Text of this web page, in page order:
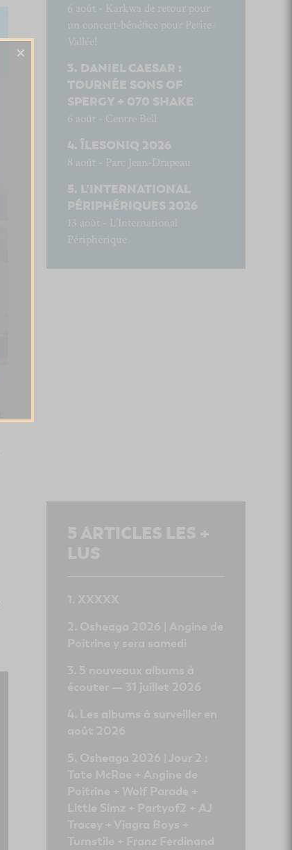
6 août - Karkwa de retour pour
un concert-bénéfice pour Petite-
Vallée!
DANIEL CAESAR :
TOURNÉE SONS OF
SPERGY + 070 SHAKE
6 août - Centre Bell
ÎLESONIQ 2026
8 août - Parc Jean-Drapeau
L’INTERNATIONAL
PÉRIPHÉRIQUES 2026
13 août - L’International
Périphérique
×